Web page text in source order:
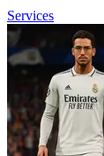
Services